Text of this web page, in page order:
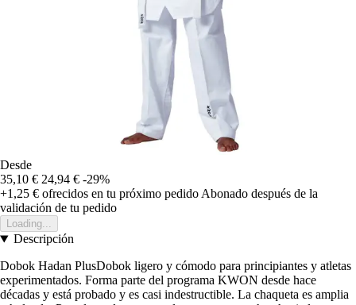
Desde
35,10 € 24,94 € -29%
+1,25 € ofrecidos en tu próximo pedido Abonado después de la
validación de tu pedido
Loading...
Descripción
Dobok Hadan PlusDobok ligero y cómodo para principiantes y atletas
experimentados. Forma parte del programa KWON desde hace
décadas y está probado y es casi indestructible. La chaqueta es amplia